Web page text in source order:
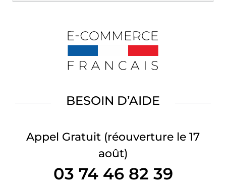
BESOIN D’AIDE
Appel Gratuit (réouverture le 17
août)
03 74 46 82 39